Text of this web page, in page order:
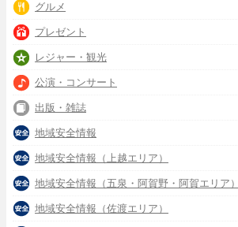
グルメ
プレゼント
レジャー・観光
公演・コンサート
出版・雑誌
地域安全情報
地域安全情報（上越エリア）
地域安全情報（五泉・阿賀野・阿賀エリア）
地域安全情報（佐渡エリア）